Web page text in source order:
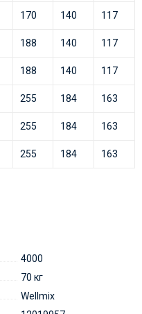
170 140 117
188 140 117
188 140 117
255 184 163
255 184 163
255 184 163
4000
70 кг
Wellmix